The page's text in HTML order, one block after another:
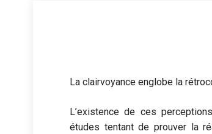
La clairvoyance englobe la
L’existence de ces
études tentant de prouver la